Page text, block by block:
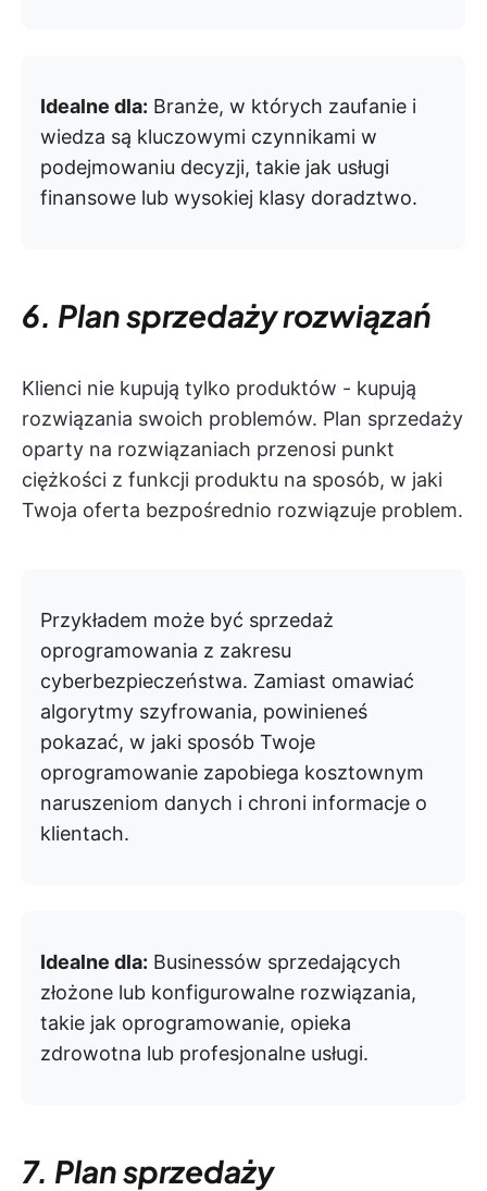
Idealne dla: Branże, w których zaufanie i
wiedza są kluczowymi czynnikami w
podejmowaniu decyzji, takie jak usługi
finansowe lub wysokiej klasy doradztwo.
6. Plan sprzedaży rozwiązań
Klienci nie kupują tylko produktów - kupują
rozwiązania swoich problemów. Plan sprzedaży
oparty na rozwiązaniach przenosi punkt
ciężkości z funkcji produktu na sposób, w jaki
Twoja oferta bezpośrednio rozwiązuje problem.
Przykładem może być sprzedaż
oprogramowania z zakresu
cyberbezpieczeństwa. Zamiast omawiać
algorytmy szyfrowania, powinieneś
pokazać, w jaki sposób Twoje
oprogramowanie zapobiega kosztownym
naruszeniom danych i chroni informacje o
klientach.
Idealne dla: Businessów sprzedających
złożone lub konfigurowalne rozwiązania,
takie jak oprogramowanie, opieka
zdrowotna lub profesjonalne usługi.
7. Plan sprzedaży